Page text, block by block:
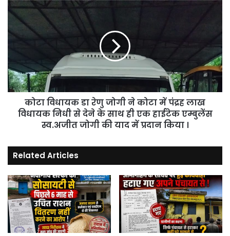
ही
परिवार
के
की
आकस्मिक
मौत
कोटा
विधायक
रेणु
कोटा
में
पंद्रह
विधायक
साथ
ही
एक
हाईटेक
एम्बुलेंस
स्व.अजीत
जोगी
कोटा विधायक डा रेणु जोगी ने कोटा में पंद्रह लाख
विधायक निधी से देने के साथ ही एक हाईटेक एम्बुलेंस
स्व.अजीत जोगी की याद में प्रदान किया ।
Related Articles